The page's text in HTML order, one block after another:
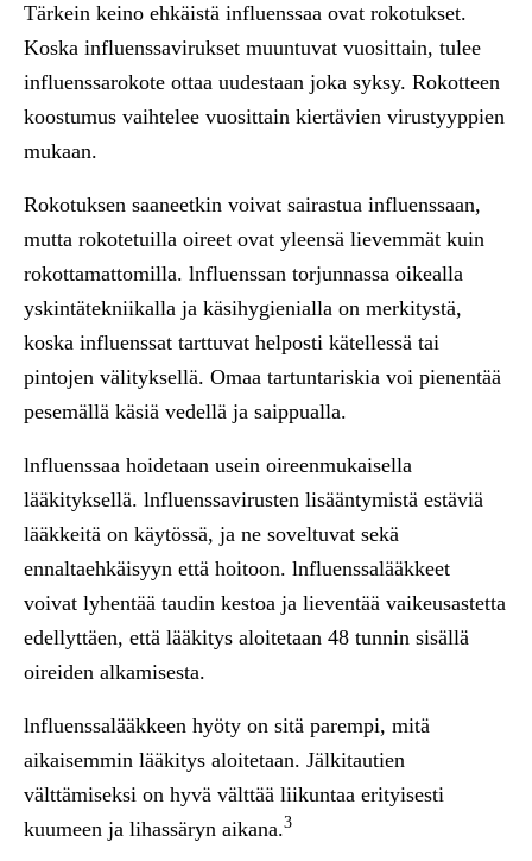
Tärkein keino ehkäistä influenssaa ovat rokotukset.
Koska influenssavirukset muuntuvat vuosittain, tulee
influenssarokote ottaa uudestaan joka syksy. Rokotteen
koostumus vaihtelee vuosittain kiertävien virustyyppien
mukaan.
Rokotuksen saaneetkin voivat sairastua influenssaan,
mutta rokotetuilla oireet ovat yleensä lievemmät kuin
rokottamattomilla. lnfluenssan torjunnassa oikealla
yskintätekniikalla ja käsihygienialla on merkitystä,
koska influenssat tarttuvat helposti kätellessä tai
pintojen välityksellä. Omaa tartuntariskia voi pienentää
pesemällä käsiä vedellä ja saippualla.
lnfluenssaa hoidetaan usein oireenmukaisella
lääkityksellä. lnfluenssavirusten lisääntymistä estäviä
lääkkeitä on käytössä, ja ne soveltuvat sekä
ennaltaehkäisyyn että hoitoon. lnfluenssalääkkeet
voivat lyhentää taudin kestoa ja lieventää vaikeusastetta
edellyttäen, että lääkitys aloitetaan 48 tunnin sisällä
oireiden alkamisesta.
lnfluenssalääkkeen hyöty on sitä parempi, mitä
aikaisemmin lääkitys aloitetaan. Jälkitautien
välttämiseksi on hyvä välttää liikuntaa erityisesti
kuumeen ja lihassäryn aikana.3